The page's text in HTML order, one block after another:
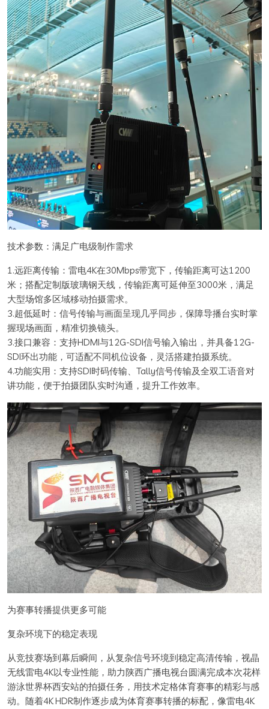
技术参数：满足广电级制作需求
1.远距离传输：雷电4K在30Mbps带宽下，传输距离可达1200
米；搭配定制版玻璃钢天线，传输距离可延伸至3000米，满足
大型场馆多区域移动拍摄需求。
3.超低延时：信号传输与画面呈现几乎同步，保障导播台实时掌
握现场画面，精准切换镜头。
3.接口兼容：支持HDMI与12G-SDI信号输入输出，并具备12G-
SDI环出功能，可适配不同机位设备，灵活搭建拍摄系统。
4.功能实用：支持SDI时码传输、Tally信号传输及全双工语音对
讲功能，便于拍摄团队实时沟通，提升工作效率。
为赛事转播提供更多可能
复杂环境下的稳定表现
从竞技赛场到幕后瞬间，从复杂信号环境到稳定高清传输，视晶
无线雷电4K以专业性能，助力陕西广播电视台圆满完成本次花样
游泳世界杯西安站的拍摄任务，用技术定格体育赛事的精彩与感
动。随着4K HDR制作逐步成为体育赛事转播的标配，像雷电4K